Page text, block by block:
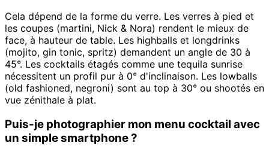
Cela dépend de la forme du verre. Les verres à pied et
les coupes (martini, Nick & Nora) rendent le mieux de
face, à hauteur de table. Les highballs et longdrinks
(mojito, gin tonic, spritz) demandent un angle de 30 à
45°. Les cocktails étagés comme une tequila sunrise
nécessitent un profil pur à 0° d'inclinaison. Les lowballs
(old fashioned, negroni) sont au top à 30° ou shootés en
vue zénithale à plat.
Puis-je photographier mon menu cocktail avec
un simple smartphone ?